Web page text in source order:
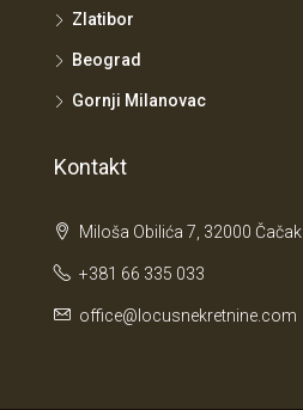
Zlatibor
Beograd
Gornji Milanovac
Kontakt
Miloša Obilića 7, 32000 Čačak
+381 66 335 033
office@locusnekretnine.com